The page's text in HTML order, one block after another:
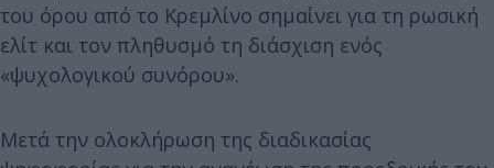
του όρου από το Κρεμλίνο σημαίνει για τη ρωσική
ελίτ και τον πληθυσμό τη διάσχιση ενός
«ψυχολογικού συνόρου».
Μετά την ολοκλήρωση της διαδικασίας